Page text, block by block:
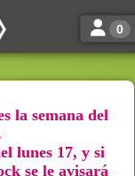
Toggle
0
la semana del
lunes 17, y si
se le avisará